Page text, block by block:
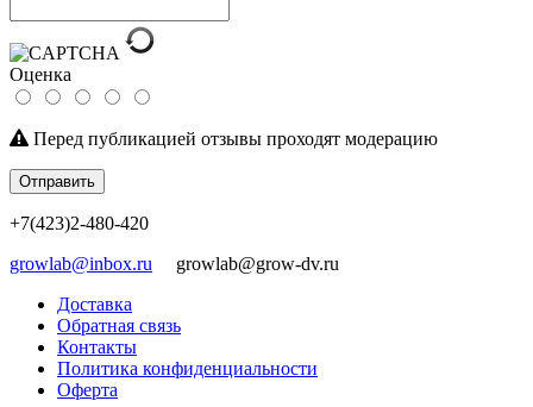
Оценка
Перед публикацией отзывы проходят модерацию
Отправить
+7(423)2-480-420
growlab@inbox.ru growlab@grow-dv.ru
Доставка
Обратная связь
Контакты
Политика конфиденциальности
Оферта